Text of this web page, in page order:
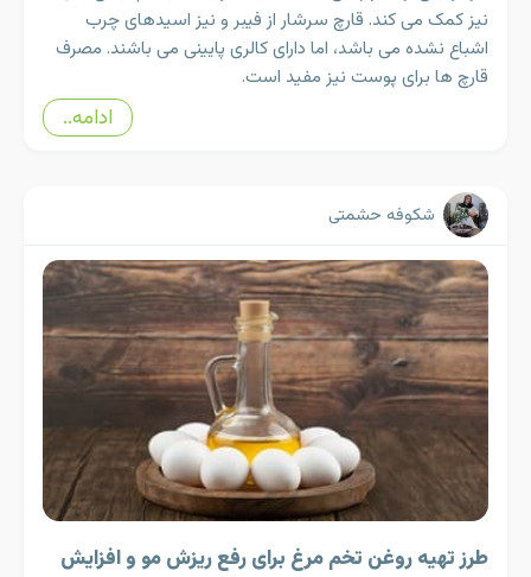
نیز کمک می کند. قارچ سرشار از فیبر و نیز اسیدهای چرب
اشباع نشده می باشد، اما دارای کالری پایینی می باشند. مصرف
قارچ ها برای پوست نیز مفید است.
ادامه..
شکوفه حشمتی
طرز تهیه روغن تخم مرغ برای رفع ریزش مو و افزایش